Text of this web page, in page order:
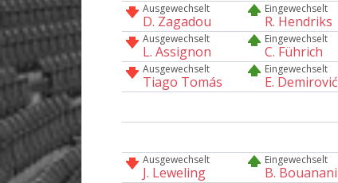
Ausgewechselt
D. Zagadou
Eingewechselt
R. Hendriks
Ausgewechselt
L. Assignon
Eingewechselt
C. Führich
Ausgewechselt
Tiago Tomás
Eingewechselt
E. Demirović
Ausgewechselt
J. Leweling
Eingewechselt
B. Bouanani